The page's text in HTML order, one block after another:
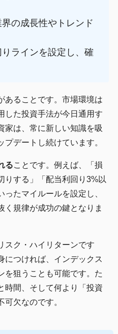
の成長性やトレンド
ラインを設定し、確
あることです。市場環境は
した投資手法が今日通用す
家は、常に新しい知識を吸
デートし続けています。
ることです。例えば、「損
りする」「配当利回り3%以
ったマイルールを設定し、
く規律が成功の鍵となりま
スク・ハイリターンです
につければ、インデックス
を狙うことも可能です。た
時間、そして何より「投資
欠なのです。